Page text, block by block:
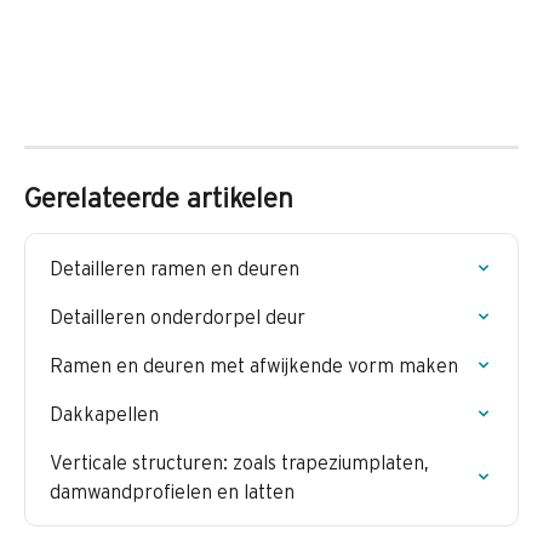
Gerelateerde artikelen
Detailleren ramen en deuren
Detailleren onderdorpel deur
Ramen en deuren met afwijkende vorm maken
Dakkapellen
Verticale structuren: zoals trapeziumplaten,
damwandprofielen en latten